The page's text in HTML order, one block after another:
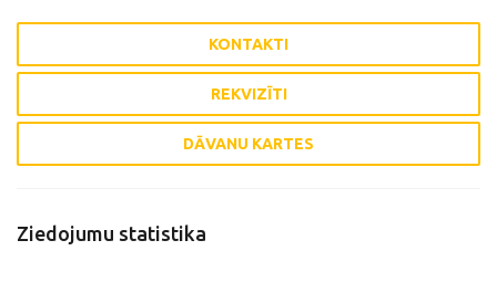
KONTAKTI
REKVIZĪTI
DĀVANU KARTES
Ziedojumu statistika